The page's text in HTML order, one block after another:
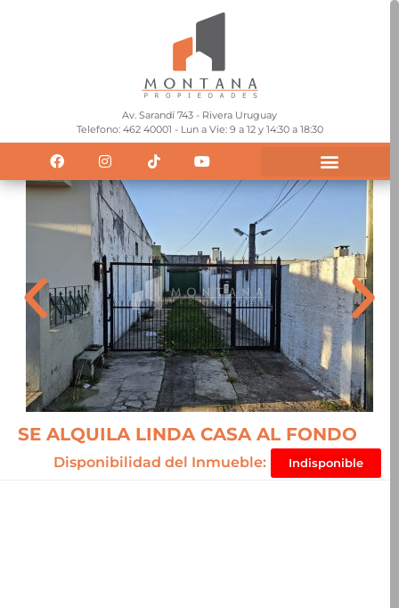
Av. Sarandí 743 - Rivera Uruguay
Telefono: 462 40001 - Lun a Vie: 9 a 12 y 14:30 a 18:30
SE ALQUILA LINDA CASA AL FONDO
Disponibilidad del Inmueble: Indisponible